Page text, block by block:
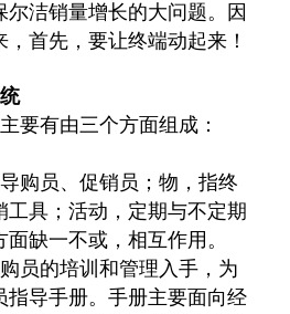
洁销量增长的大问题。因
首先，要让终端动起来！
要有由三个方面组成：
购员、促销员；物，指终
工具；活动，定期与不定期
缺一不或，相互作用。
员的培训和管理入手，为
指导手册。手册主要面向经